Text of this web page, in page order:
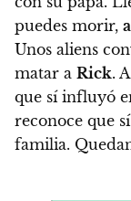
puedes morir,
Unos aliens
matar a Rick.
que sí influyó
reconoce que
familia.